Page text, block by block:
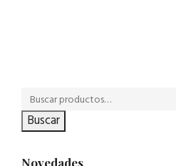
Buscar
Novedades